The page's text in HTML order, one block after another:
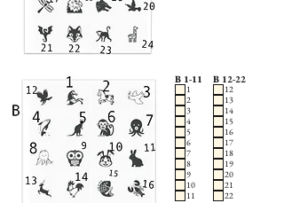
B 1-11
1
2
3
4
5
6
7
8
9
10
11
B 12-22
12
13
14
15
16
17
18
19
20
21
22